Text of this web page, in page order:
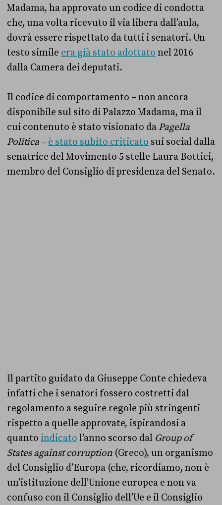
Madama, ha approvato un codice di condotta
che, una volta ricevuto il via libera dall’aula,
dovrà essere rispettato da tutti i senatori. Un
testo simile era già stato adottato nel 2016
dalla Camera dei deputati.
Il codice di comportamento – non ancora
disponibile sul sito di Palazzo Madama, ma il
cui contenuto è stato visionato da Pagella
Politica – è stato subito criticato sui social dalla
senatrice del Movimento 5 stelle Laura Bottici,
membro del Consiglio di presidenza del Senato.
Il partito guidato da Giuseppe Conte chiedeva
infatti che i senatori fossero costretti dal
regolamento a seguire regole più stringenti
rispetto a quelle approvate, ispirandosi a
quanto indicato l’anno scorso dal Group of
States against corruption (Greco), un organismo
del Consiglio d’Europa (che, ricordiamo, non è
un’istituzione dell’Unione europea e non va
confuso con il Consiglio dell’Ue e il Consiglio